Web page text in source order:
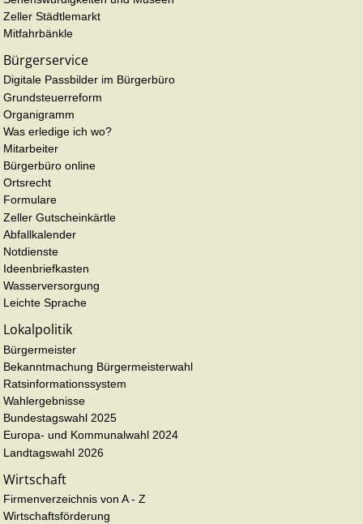
Zeller Städtlemarkt
Mitfahrbänkle
Bürgerservice
Digitale Passbilder im Bürgerbüro
Grundsteuerreform
Organigramm
Was erledige ich wo?
Mitarbeiter
Bürgerbüro online
Ortsrecht
Formulare
Zeller Gutscheinkärtle
Abfallkalender
Notdienste
Ideenbriefkasten
Wasserversorgung
Leichte Sprache
Lokalpolitik
Bürgermeister
Bekanntmachung Bürgermeisterwahl
Ratsinformationssystem
Wahlergebnisse
Bundestagswahl 2025
Europa- und Kommunalwahl 2024
Landtagswahl 2026
Wirtschaft
Firmenverzeichnis von A - Z
Wirtschaftsförderung